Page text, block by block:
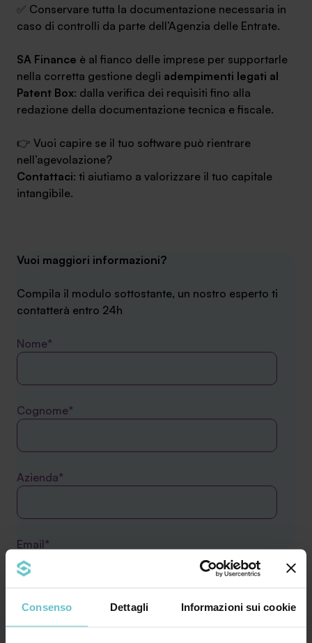
Consenso Dettagli Informazioni sui cookie
✅ Conservare tutta la documentazione necessaria in
caso di controlli da parte dell’Agenzia delle Entrate.
SA Finance è al fianco delle imprese per supportarle
nella corretta gestione degli adempimenti legati al
Patent Box: dalla verifica dei requisiti fino alla
redazione della documentazione tecnica e fiscale.
👉 Vuoi capire se il tuo software può rientrare
nell’agevolazione?
Contattaci: ti aiutiamo a valorizzare il tuo capitale
intangibile.
Vuoi maggiori informazioni?
Compila il modulo sottostante, un nostro esperto ti
contatterà entro 24h
Nome*
Cognome*
Azienda*
Email*
Comune*